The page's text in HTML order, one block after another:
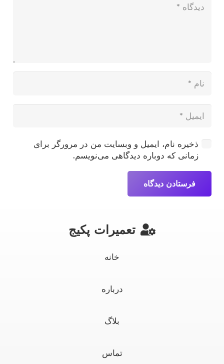
ذخیره نام، ایمیل و وبسایت من در مرورگر برای
زمانی که دوباره دیدگاهی می‌نویسم.
فرستادن دیدگاه
تعمیرات پکیج
خانه
درباره
بلاگ
تماس